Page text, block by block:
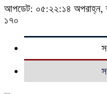
আপডেট: ০৫:২২:১৪ অপরাহ্ন,
১৭০